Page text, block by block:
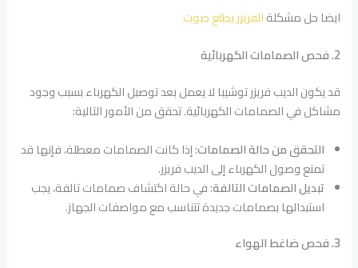
ايضا حل مشكلةالفريزر يطلع صوت
2. فحص الصمامات الكهربائية
قد يكون الديب فريزر توشيبا لا يعمل بعد توصيل الكهرباء بسبب وجود
مشاكل في الصمامات الكهربائية. تحقق من الأمور التالية:
التحقق من حالة الصمامات: إذا كانت الصمامات معطلة، فإنها قد
تمنع وصول الكهرباء إلى الديب فريزر.
تبديل الصمامات التالفة: في حالة اكتشاف صمامات تالفة، يجب
استبدالها بصمامات جديدة تتناسب مع مواصفات الجهاز.
3. فحص ضاغط الهواء